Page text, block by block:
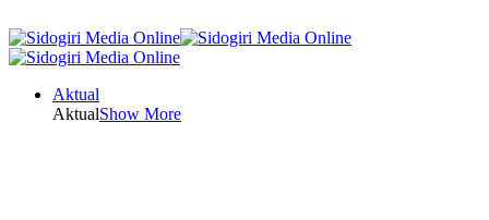
Aktual
AktualShow More